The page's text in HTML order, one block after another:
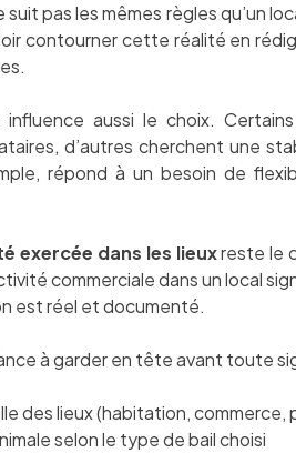
pas les mêmes règles qu’un
contourner cette réalité en
influence aussi le choix.
d’autres cherchent une
répond à un besoin de
exercée dans les lieuxreste le
commerciale dans un local
est réel et documenté.
à garder en tête avant toute
des lieux (habitation, commerce,
selon le type de bail choisi